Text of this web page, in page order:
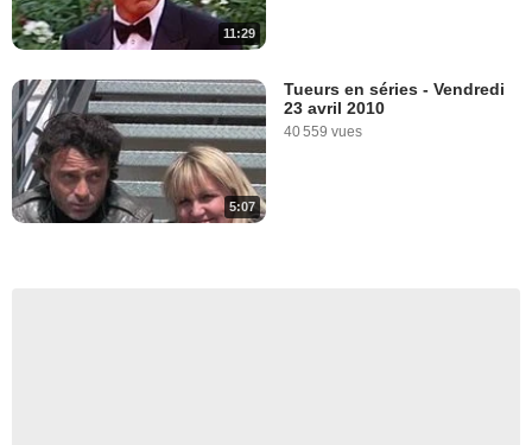
11:29
5:07
Tueurs en séries - Vendredi
23 avril 2010
40 559 vues